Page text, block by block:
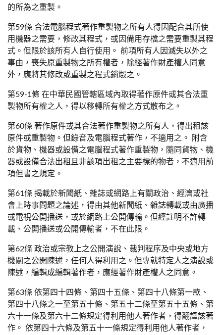
的所為之重製。
第59條 合法電腦程式著作重製物之所有人得因配合其所使
用機器之需要，修改其程式，或因備用存檔之需要重製其程
式。但限於該所有人自行使用。 前項所有人因滅失以外之
事由，喪失原重製物之所有權者，除經著作財產權人同意
外，應將其修改或重製之程式銷燬之。
第59-1條 在中華民國管轄區域內取得著作原件或其合法重
製物所有權之人，得以移轉所有權之方式散布之。
第60條 著作原件或其合法著作重製物之所有人，得出租該
原件或重製物。但錄音及電腦程式著作，不適用之。 附含
於貨物、機器或設備之電腦程式著作重製物，隨同貨物、機
器或設備合法出租且非該項出租之主要標的物者，不適用前
項但書之規定。
第61條 揭載於新聞紙、雜誌或網路上有關政治、經濟或社
會上時事問題之論述，得由其他新聞紙、雜誌轉載或由廣播
或電視公開播送，或於網路上公開傳輸。但經註明不許轉
載、公開播送或公開傳輸者，不在此限。
第62條 政治或宗教上之公開演說、裁判程序及中央或地方
機關之公開陳述，任何人得利用之。但專就特定人之演說或
陳述，編輯成編輯著作者，應經著作財產權人之同意。
第63條 依第四十四條、第四十五條、第四十八條第一款、
第四十八條之一至第五十條、第五十二條至第五十五條、第
六十一條及第六十二條規定得利用他人著作者，得翻譯該著
作。 依第四十六條及第五十一條規定得利用他人著作者，